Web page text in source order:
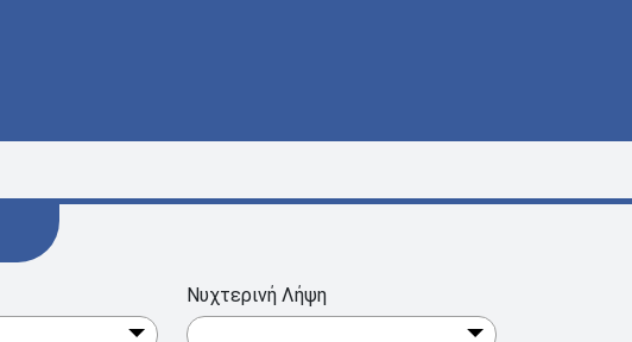
Νυχτερινή Λήψη